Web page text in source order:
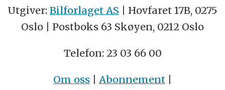
Utgiver: Bilforlaget AS | Hovfaret 17B, 0275
Oslo | Postboks 63 Skøyen, 0212 Oslo
Telefon: 23 03 66 00
Om oss | Abonnement |